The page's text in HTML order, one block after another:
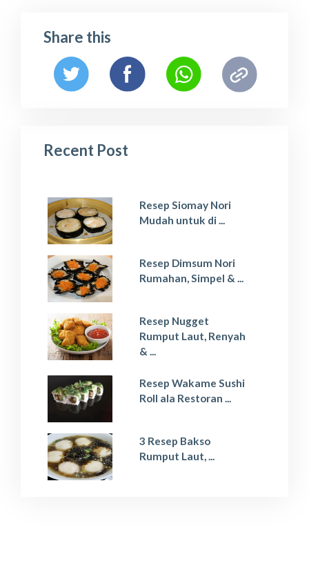
Share this
Recent Post
Resep Siomay Nori
Mudah untuk di ...
Resep Dimsum Nori
Rumahan, Simpel & ...
Resep Nugget
Rumput Laut, Renyah
& ...
Resep Wakame Sushi
Roll ala Restoran ...
3 Resep Bakso
Rumput Laut, ...